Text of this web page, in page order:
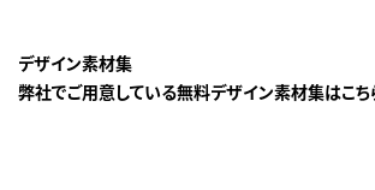
デザイン素材集
弊社でご用意している無料デザイン素材集はこち